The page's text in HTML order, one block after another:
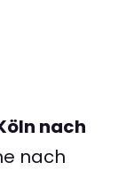
nach
nach